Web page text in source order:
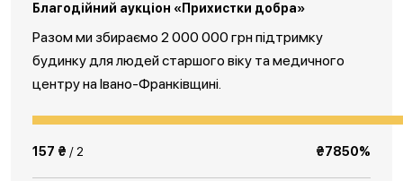
Благодійний аукціон «Прихистки добра»
Разом ми збираємо 2 000 000 грн підтримку
будинку для людей старшого віку та медичного
центру на Івано-Франківщині.
157 ₴ / 2 ₴7850%